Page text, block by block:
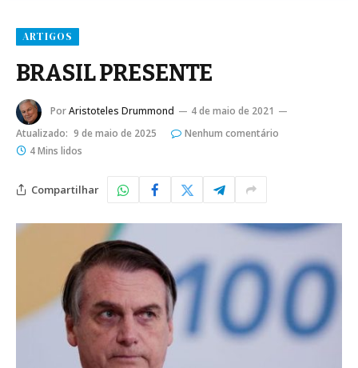
ARTIGOS
BRASIL PRESENTE
PorAristoteles Drummond
4 de maio de 2021
Atualizado: 9 de maio de 2025
Nenhum comentário
4 Mins lidos
Compartilhar